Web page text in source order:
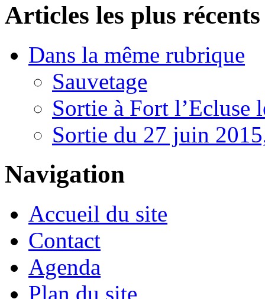
Articles les plus récents
Dans la même rubrique
Sauvetage
Sortie à Fort l’Ecluse
Sortie du 27 juin
Navigation
Accueil du site
Contact
Agenda
Plan du site